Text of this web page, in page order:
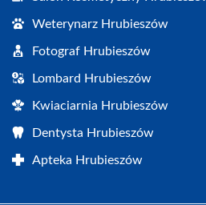
Weterynarz Hrubieszów
Fotograf Hrubieszów
Lombard Hrubieszów
Kwiaciarnia Hrubieszów
Dentysta Hrubieszów
Apteka Hrubieszów